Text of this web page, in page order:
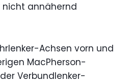
nicht annähernd
Achsen vorn und
MacPherson-
Verbundlenker-